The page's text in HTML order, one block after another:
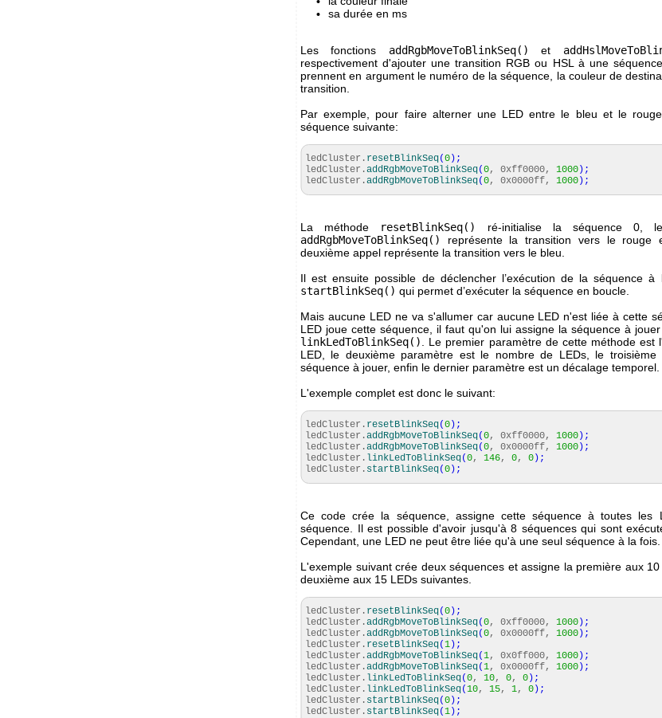
sa durée en ms
Les fonctions addRgbMoveToBlinkSeq() et
respectivement d'ajouter une transition RGB ou HSL à une
prennent en argument le numéro de la séquence, la couleur de
transition.
Par exemple, pour faire alterner une LED entre le bleu et le
séquence suivante:
ledCluster. resetBlinkSeq(0 ) ;
ledCluster.addRgbMoveToBlinkSeq(0, 0xff0000, 1000 ) ;
ledCluster.addRgbMoveToBlinkSeq(0, 0x0000ff, 1000 ) ;
La méthode resetBlinkSeq()
ré-initialise la séquence 0,
addRgbMoveToBlinkSeq()
représente la transition vers le rouge
deuxième appel représente la transition vers le bleu.
Il est ensuite possible de déclencher l’exécution de la séquence
startBlinkSeq() qui permet d’exécuter la séquence en boucle.
Mais aucune LED ne va s'allumer car aucune LED n'est liée à cette
LED joue cette séquence, il faut qu'on lui assigne la séquence à
linkLedToBlinkSeq()
. Le premier paramètre de cette méthode est
LED, le deuxième paramètre est le nombre de LEDs, le
séquence à jouer, enfin le dernier paramètre est un décalage temporel.
L'exemple complet est donc le suivant:
ledCluster. resetBlinkSeq(0 ) ;
ledCluster.addRgbMoveToBlinkSeq(0, 0xff0000, 1000 ) ;
ledCluster.addRgbMoveToBlinkSeq(0, 0x0000ff, 1000 ) ;
ledCluster. linkLedToBlinkSeq(0, 146, 0, 0 ) ;
ledCluster. startBlinkSeq(0 ) ;
Ce code crée la séquence, assigne cette séquence à toutes les
séquence. Il est possible d'avoir jusqu'à 8 séquences qui sont
Cependant, une LED ne peut être liée qu'à une seul séquence à la fois.
L'exemple suivant crée deux séquences et assigne la première aux
deuxième aux 15 LEDs suivantes.
ledCluster. resetBlinkSeq(0 ) ;
ledCluster.addRgbMoveToBlinkSeq(0, 0xff0000, 1000 ) ;
ledCluster.addRgbMoveToBlinkSeq(0, 0x0000ff, 1000 ) ;
ledCluster. resetBlinkSeq(1 ) ;
ledCluster.addRgbMoveToBlinkSeq(1, 0x0ff000, 1000 ) ;
ledCluster.addRgbMoveToBlinkSeq(1, 0x0000ff, 1000 ) ;
ledCluster. linkLedToBlinkSeq(0, 10, 0, 0 ) ;
ledCluster. linkLedToBlinkSeq(10, 15, 1, 0 ) ;
ledCluster. startBlinkSeq(0 ) ;
ledCluster. startBlinkSeq(1 ) ;